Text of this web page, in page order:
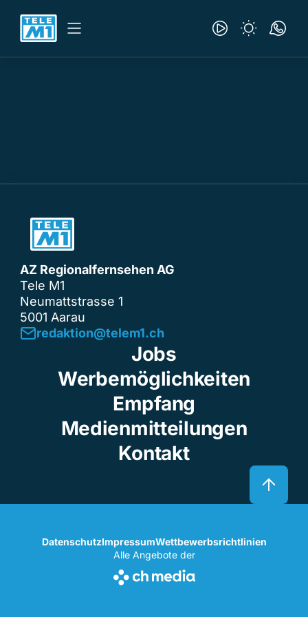
AZ Regionalfernsehen AG
Tele M1
Neumattstrasse 1
5001 Aarau
redaktion@telem1.ch
Jobs
Werbemöglichkeiten
Empfang
Medienmitteilungen
Kontakt
DatenschutzImpressumWettbewerbsrichtlinien
Alle Angebote der